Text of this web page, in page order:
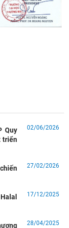
Quy
triển
02/06/2026
27/02/2026
17/12/2025
28/04/2025